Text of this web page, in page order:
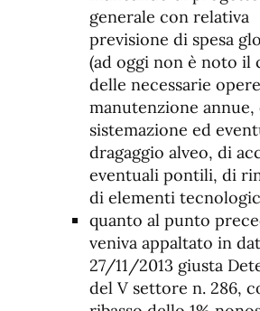
generale con relativa
previsione di spesa
(ad oggi non è noto il
delle necessarie
manutenzione annue,
sistemazione ed
dragaggio alveo, di
eventuali pontili, di
di elementi
quanto al punto
veniva appaltato in
27/11/2013 giusta
del V settore n. 286,